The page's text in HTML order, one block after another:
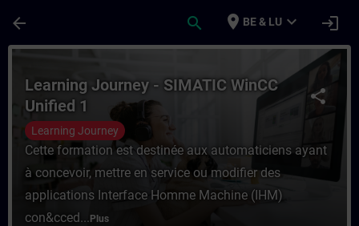
arrow_back search place BE & LU expand_more login
Cours - Learning Journey - SIMATIC
share
Learning Journey - SIMATIC WinCC
Unified 1
Learning Journey
Cette formation est destinée aux automaticiens ayant
à concevoir, mettre en service ou modifier des
applications Interface Homme Machine (IHM)
con&cced... Plus